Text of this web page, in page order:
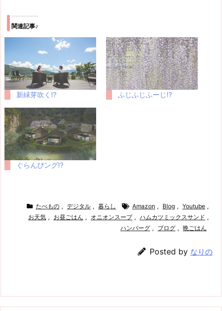
関連記事♪
新緑芽吹く!? ふじふじふーじ!?
ぐらんぴング!?
たべもの , デジタル , 暮らし Amazon , Blog , Youtube ,
お天気 , お昼ごはん , オニオンスープ , ハムカツミックスサンド ,
ハンバーグ , ブログ , 晩ごはん
Posted by なりの